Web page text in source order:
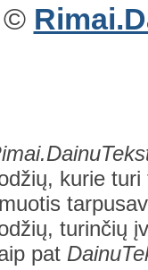
©
kurie
turinčių
pat